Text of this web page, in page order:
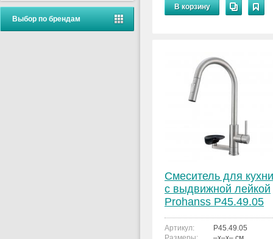
Выбор по брендам
В корзину
Смеситель для кухни
с выдвижной лейкой
Prohanss P45.49.05
Артикул:
P45.49.05